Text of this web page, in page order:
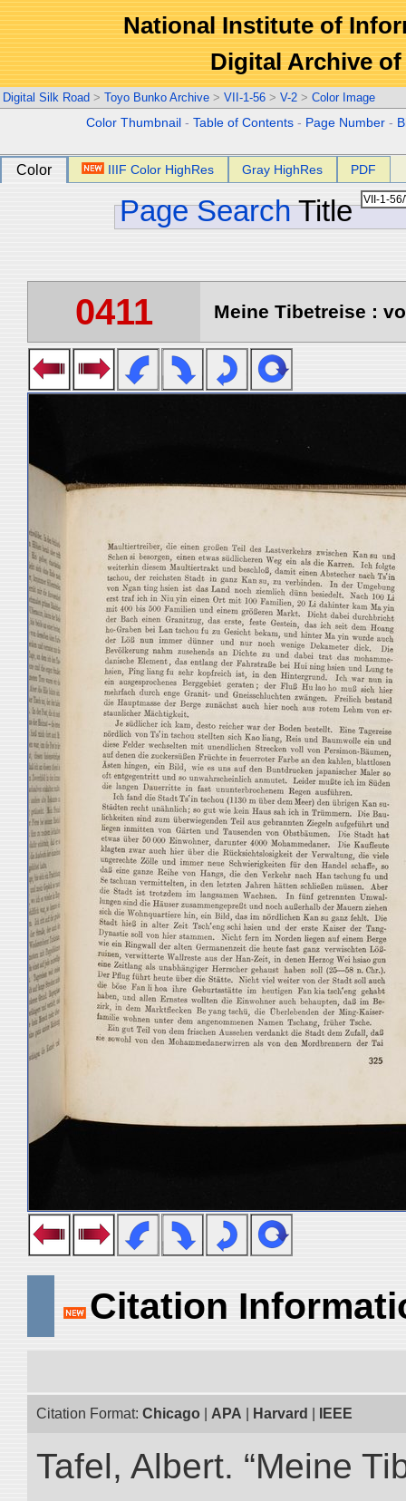
National Institute of
Digital Archive
Digital Silk Road > Toyo Bunko Archive > VII-1-56 > V-2 > Color Image
Color Thumbnail -Table of Contents - Page Number -
Color IIIF Color HighRes Gray HighRes PDF
Page Search Title
0411 Meine Tibetreise :
Citation
Citation Format: Chicago APA Harvard IEEE
Tafel, Albert. “Meine